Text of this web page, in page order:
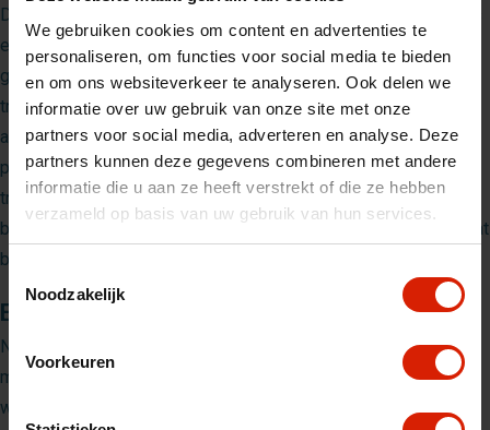
We gebruiken cookies om content en advertenties te
personaliseren, om functies voor social media te bieden
en om ons websiteverkeer te analyseren. Ook delen we
informatie over uw gebruik van onze site met onze
partners voor social media, adverteren en analyse. Deze
partners kunnen deze gegevens combineren met andere
informatie die u aan ze heeft verstrekt of die ze hebben
verzameld op basis van uw gebruik van hun services.
Noodzakelijk
Voorkeuren
De
eenvoudig en compact op te vouwen, waardoor je hem
gemakkelijk kunt opbergen wanneer hij niet in gebruik is. De
trolley beschikt over nuttige functies zoals remmen op de
achterwielen voor extra stabiliteit en een handvat dat in vier
posities instelbaar is, zodat je altijd comfortabel kunt duwen of
trekken. De uitneembare tas maakt het in- en uitladen van
boodschappen eenvoudig, en de aparte koeltas zorgt ervoor dat
bederfelijke producten koel blijven tijdens het vervoer.
Extra opbergruimte en bescherming
Naast de ruime tas heeft de
een handige kleine zak
met rits aan de achterkant voor waardevolle spullen. De
waterafstotende tas beschermt je boodschappen tegen regen,